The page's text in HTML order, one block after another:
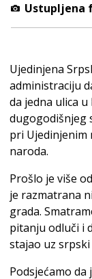
Ustupljena
Ujedinjena
administraciju
da jedna ulica
dugogodišnjeg
pri Ujedinjenim
naroda.
Prošlo je više
je razmatrana
grada.
pitanju odluči i
stajao uz
Podsjećamo da